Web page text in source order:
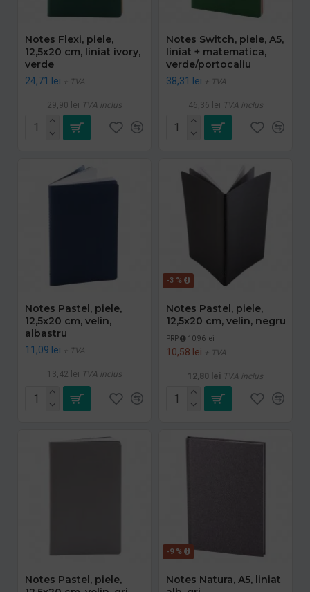
Notes Flexi, piele,
12,5x20 cm, liniat ivory,
verde
24,71 lei + TVA
29,90 lei TVA inclus
Notes Switch, piele, A5,
liniat + matematica,
verde/portocaliu
38,31 lei + TVA
46,36 lei TVA inclus
Notes Pastel, piele,
12,5x20 cm, velin,
albastru
11,09 lei + TVA
13,42 lei TVA inclus
-3 %
Notes Pastel, piele,
12,5x20 cm, velin, negru
PRP 10,96 lei
10,58 lei + TVA
12,80 lei TVA inclus
Notes Pastel, piele,
-9 %
Notes Natura, A5, liniat